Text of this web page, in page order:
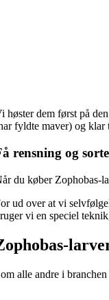
høster dem først på
fyldte maver) og klar
rensning og
du køber Zophobas-
ud over at vi
vi en speciel
alle andre i